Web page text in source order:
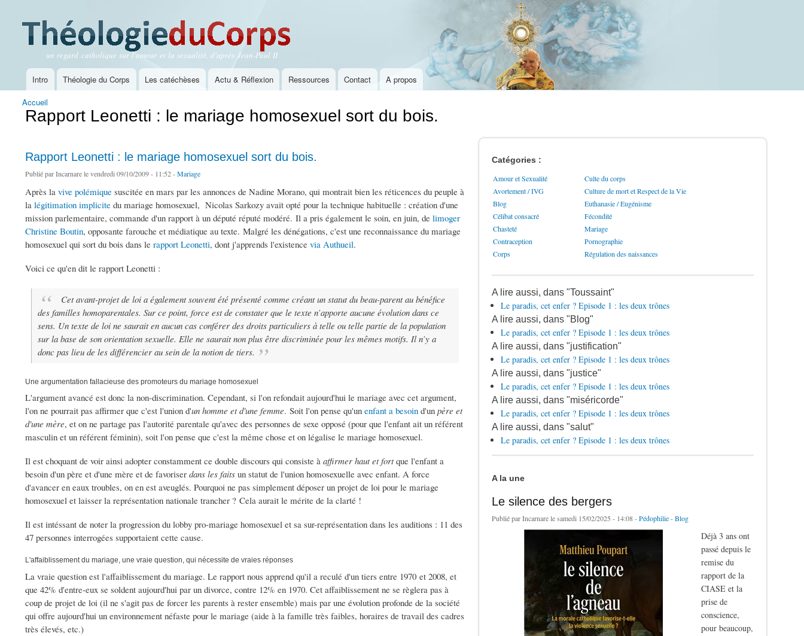
Théologie du Corps
un regard catholique sur l'amour et la sexualité, d'après Jean-Paul II
Menu principal
Intro Théologie du Corps Les catéchèses Actu & Réflexion Ressources Contact A propos
Vous êtes ici
Accueil
Rapport Leonetti : le mariage homosexuel sort du bois.
Rapport Leonetti : le mariage homosexuel sort du bois.
Publié parIncarnarele vendredi 09/10/2009 - 11:52 -Mariage
Après la vive polémique suscitée en mars par les annonces de Nadine Morano, qui montrait bien les réticences du peuple à
la légitimation implicite du mariage homosexuel, Nicolas Sarkozy avait opté pour la technique habituelle : création d'une
mission parlementaire, commande d'un rapport à un député réputé modéré. Il a pris également le soin, en juin, de limoger
Christine Boutin, opposante farouche et médiatique au texte. Malgré les dénégations, c'est une reconnaissance du mariage
homosexuel qui sort du bois dans le rapport Leonetti, dont j'apprends l'existence via Authueil.
Voici ce qu'en dit le rapport Leonetti :
Cet avant-projet de loi a également souvent été présenté comme créant un statut du beau-parent au bénéfice
des familles homoparentales. Sur ce point, force est de constater que le texte n’apporte aucune évolution dans ce
sens. Un texte de loi ne saurait en aucun cas conférer des droits particuliers à telle ou telle partie de la population
sur la base de son orientation sexuelle. Elle ne saurait non plus être discriminée pour les mêmes motifs. Il n’y a
donc pas lieu de les différencier au sein de la notion de tiers.
Une argumentation fallacieuse des promoteurs du mariage homosexuel
L'argument avancé est donc la non-discrimination. Cependant, si l'on refondait aujourd'hui le mariage avec cet argument,
l'on ne pourrait pas affirmer que c'est l'union d'un homme et d'une femme. Soit l'on pense qu'un enfant a besoin d'un père et
d'une mère, et on ne partage pas l'autorité parentale qu'avec des personnes de sexe opposé (pour que l'enfant ait un référent
masculin et un référent féminin), soit l'on pense que c'est la même chose et on légalise le mariage homosexuel.
Il est choquant de voir ainsi adopter constamment ce double discours qui consiste à affirmer haut et fortque l'enfant a
besoin d'un père et d'une mère et de favoriser dans les faits un statut de l'union homosexuelle avec enfant. A force
d'avancer en eaux troubles, on en est aveuglés. Pourquoi ne pas simplement déposer un projet de loi pour le mariage
homosexuel et laisser la représentation nationale trancher ? Cela aurait le mérite de la clarté !
Il est intéssant de noter la progression du lobby pro-mariage homosexuel et sa sur-représentation dans les auditions : 11 des
47 personnes interrogées supportaient cette cause.
L'affaiblissement du mariage, une vraie question, qui nécessite de vraies réponses
La vraie question est l'affaiblissement du mariage. Le rapport nous apprend qu'il a reculé d'un tiers entre 1970 et 2008, et
que 42% d'entre-eux se soldent aujourd'hui par un divorce, contre 12% en 1970. Cet affaiblissement ne se règlera pas à
coup de projet de loi (il ne s'agit pas de forcer les parents à rester ensemble) mais par une évolution profonde de la société
qui offre aujourd'hui un environnement néfaste pour le mariage (aide à la famille très faibles, horaires de travail des cadres
très élevés, etc.)
Catégories :
Amour et Sexualité
Culte du corps
Avortement / IVG
Culture de mort et Respect de la Vie
Blog
Euthanasie / Eugénisme
Célibat consacré
Fécondité
Chasteté
Mariage
Contraception
Pornographie
Corps
Régulation des naissances
A lire aussi, dans "Toussaint"
Le paradis, cet enfer ? Episode 1 : les deux trônes
A lire aussi, dans "Blog"
Le paradis, cet enfer ? Episode 1 : les deux trônes
A lire aussi, dans "justification"
Le paradis, cet enfer ? Episode 1 : les deux trônes
A lire aussi, dans "justice"
Le paradis, cet enfer ? Episode 1 : les deux trônes
A lire aussi, dans "miséricorde"
Le paradis, cet enfer ? Episode 1 : les deux trônes
A lire aussi, dans "salut"
Le paradis, cet enfer ? Episode 1 : les deux trônes
A la une
Le silence des bergers
Publié parIncarnarele samedi 15/02/2025 - 14:08 -Pédophilie-Blog
Déjà 3 ans ont
passé depuis le
remise du
rapport de la
CIASE et la
prise de
conscience,
pour beaucoup,